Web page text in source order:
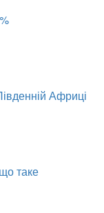
Африці
таке